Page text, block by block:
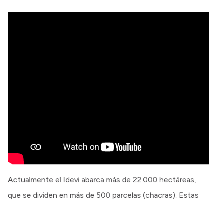
Historia
Actualmente el Idevi abarca más de 22.000 hectáreas,
que se dividen en más de 500 parcelas (chacras). Estas